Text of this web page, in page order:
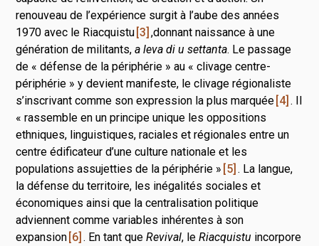
renouveau de l’expérience surgit à l’aube des années
1970 avec le Riacquistu 3 ,donnant naissance à une
génération de militants,a leva di u settanta. Le passage
de « défense de la périphérie » au « clivage centre-
périphérie » y devient manifeste, le clivage régionaliste
s’inscrivant comme son expression la plus marquée 4 . Il
« rassemble en un principe unique les oppositions
ethniques, linguistiques, raciales et régionales entre un
centre édificateur d’une culture nationale et les
populations assujetties de la périphérie » 5 . La langue,
la défense du territoire, les inégalités sociales et
économiques ainsi que la centralisation politique
adviennent comme variables inhérentes à son
expansion 6 . En tant queRevival, leRiacquistu incorpore